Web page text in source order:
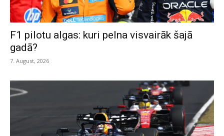
F1 pilotu algas: kuri pelna visvairāk šajā
gadā?
7. August, 2026